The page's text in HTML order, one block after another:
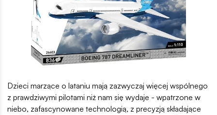
Dzieci marzące o lataniu mają zazwyczaj więcej wspólnego
z prawdziwymi pilotami niż nam się wydaje - wpatrzone w
niebo, zafascynowane technologią, z precyzją składające